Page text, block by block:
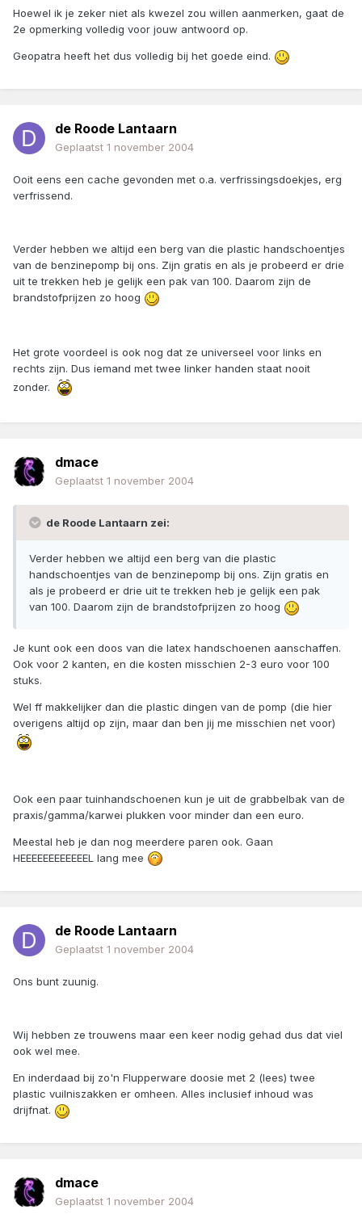
Hoewel ik je zeker niet als kwezel zou willen aanmerken, gaat de
2e opmerking volledig voor jouw antwoord op.
Geopatra heeft het dus volledig bij het goede eind.
de Roode Lantaarn
Geplaatst 1 november 2004
Ooit eens een cache gevonden met o.a. verfrissingsdoekjes, erg
verfrissend.
Verder hebben we altijd een berg van die plastic handschoentjes
van de benzinepomp bij ons. Zijn gratis en als je probeerd er drie
uit te trekken heb je gelijk een pak van 100. Daarom zijn de
brandstofprijzen zo hoog
Het grote voordeel is ook nog dat ze universeel voor links en
rechts zijn. Dus iemand met twee linker handen staat nooit
zonder.
dmace
Geplaatst 1 november 2004
de Roode Lantaarn zei:
Verder hebben we altijd een berg van die plastic
handschoentjes van de benzinepomp bij ons. Zijn gratis en
als je probeerd er drie uit te trekken heb je gelijk een pak
van 100. Daarom zijn de brandstofprijzen zo hoog
Je kunt ook een doos van die latex handschoenen aanschaffen.
Ook voor 2 kanten, en die kosten misschien 2-3 euro voor 100
stuks.
Wel ff makkelijker dan die plastic dingen van de pomp (die hier
overigens altijd op zijn, maar dan ben jij me misschien net voor)
Ook een paar tuinhandschoenen kun je uit de grabbelbak van de
praxis/gamma/karwei plukken voor minder dan een euro.
Meestal heb je dan nog meerdere paren ook. Gaan
HEEEEEEEEEEEEL lang mee
de Roode Lantaarn
Geplaatst 1 november 2004
Ons bunt zuunig.
Wij hebben ze trouwens maar een keer nodig gehad dus dat viel
ook wel mee.
En inderdaad bij zo'n Flupperware doosie met 2 (lees) twee
plastic vuilniszakken er omheen. Alles inclusief inhoud was
drijfnat.
dmace
Geplaatst 1 november 2004